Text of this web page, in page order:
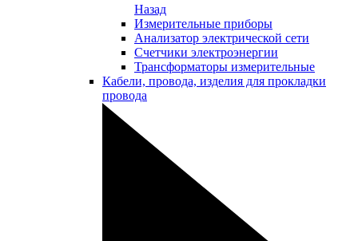
Назад
Измерительные приборы
Анализатор электрической сети
Счетчики электроэнергии
Трансформаторы измерительные
Кабели, провода, изделия для прокладки
провода